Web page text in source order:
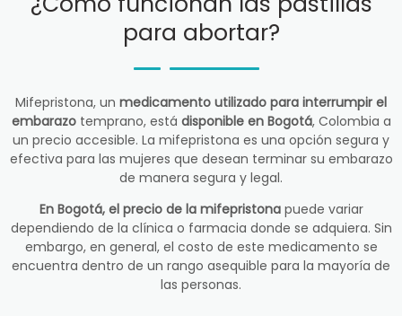
para abortar?
Mifepristona, un medicamento utilizado para interrumpir el
embarazotemprano, está disponible en Bogotá, Colombia a
un precio accesible. La mifepristona es una opción segura y
efectiva para las mujeres que desean terminar su embarazo
de manera segura y legal.
En Bogotá, el precio de la mifepristonapuede variar
dependiendo de la clínica o farmacia donde se adquiera. Sin
embargo, en general, el costo de este medicamento se
encuentra dentro de un rango asequible para la mayoría de
las personas.